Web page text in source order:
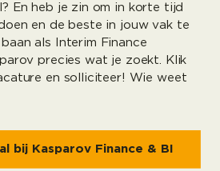
En heb je zin om in korte tijd
en de beste in jouw vak te
als Interim Finance
precies wat je zoekt. Klik
en solliciteer! Wie weet
bij Kasparov Finance & BI